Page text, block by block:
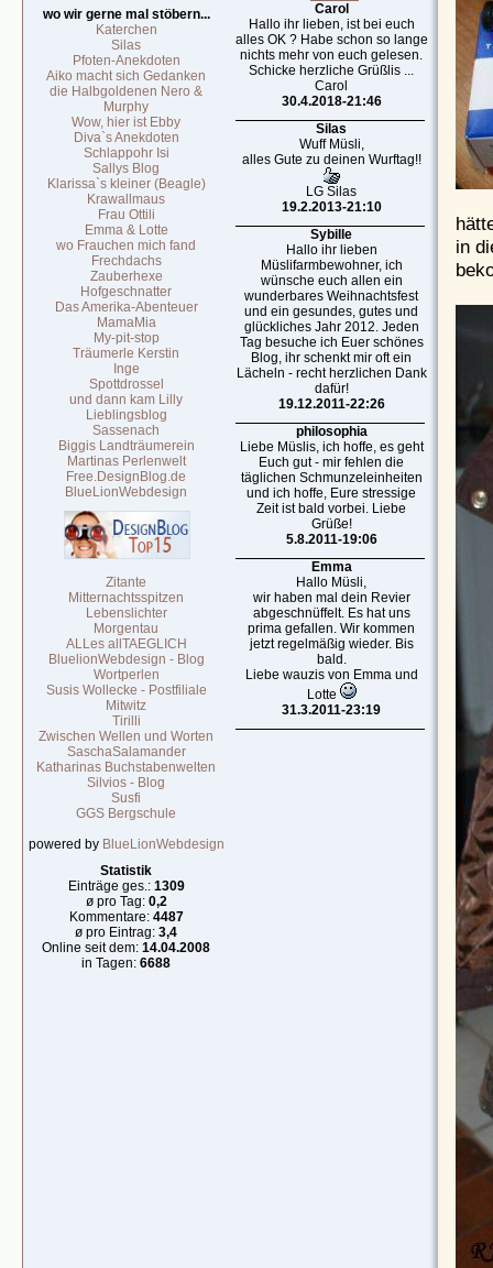
wo wir gerne mal stöbern...
Katerchen
Silas
Pfoten-Anekdoten
Aiko macht sich Gedanken
die Halbgoldenen Nero &
Murphy
Wow, hier ist Ebby
Diva`s Anekdoten
Schlappohr Isi
Sallys Blog
Klarissa`s kleiner (Beagle)
Krawallmaus
Frau Ottili
Emma & Lotte
wo Frauchen mich fand
Frechdachs
Zauberhexe
Hofgeschnatter
Das Amerika-Abenteuer
MamaMia
My-pit-stop
Träumerle Kerstin
Inge
Spottdrossel
und dann kam Lilly
Lieblingsblog
Sassenach
Biggis Landträumerein
Martinas Perlenwelt
Free.DesignBlog.de
BlueLionWebdesign
Zitante
Mitternachtsspitzen
Lebenslichter
Morgentau
ALLes allTAEGLICH
BluelionWebdesign - Blog
Wortperlen
Susis Wollecke - Postfiliale
Mitwitz
Tirilli
Zwischen Wellen und Worten
SaschaSalamander
Katharinas Buchstabenwelten
Silvios - Blog
Susfi
GGS Bergschule
powered by BlueLionWebdesign
Statistik
Einträge ges.: 1309
ø pro Tag: 0,2
Kommentare: 4487
ø pro Eintrag:3,4
Online seit dem:14.04.2008
in Tagen:6688
Carol
Hallo ihr lieben, ist bei euch
alles OK ? Habe schon so lange
nichts mehr von euch gelesen.
Schicke herzliche Grüßlis ...
Carol
30.4.2018-21:46
Silas
Wuff Müsli,
alles Gute zu deinen Wurftag!!
LG Silas
19.2.2013-21:10
Sybille
Hallo ihr lieben
Müslifarmbewohner, ich
wünsche euch allen ein
wunderbares Weihnachtsfest
und ein gesundes, gutes und
glückliches Jahr 2012. Jeden
Tag besuche ich Euer schönes
Blog, ihr schenkt mir oft ein
Lächeln - recht herzlichen Dank
dafür!
19.12.2011-22:26
philosophia
Liebe Müslis, ich hoffe, es geht
Euch gut - mir fehlen die
täglichen Schmunzeleinheiten
und ich hoffe, Eure stressige
Zeit ist bald vorbei. Liebe
Grüße!
5.8.2011-19:06
Emma
Hallo Müsli,
wir haben mal dein Revier
abgeschnüffelt. Es hat uns
prima gefallen. Wir kommen
jetzt regelmäßig wieder. Bis
bald.
Liebe wauzis von Emma und
Lotte
31.3.2011-23:19
in